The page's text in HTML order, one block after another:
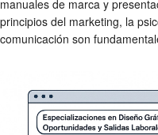
manuales de marca y
principios del marketing, la
comunicación son